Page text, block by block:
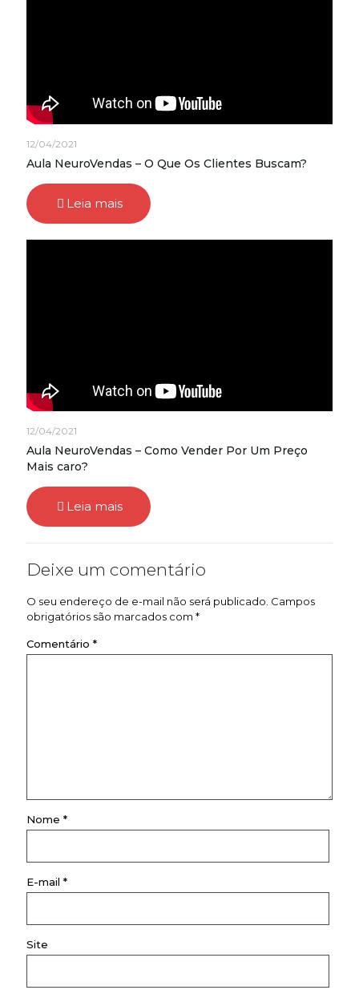
12/04/2021
Aula NeuroVendas – O Que Os Clientes Buscam?
Leia mais
12/04/2021
Aula NeuroVendas – Como Vender Por Um Preço
Mais caro?
Leia mais
Deixe um comentário
O seu endereço de e-mail não será publicado. Campos
obrigatórios são marcados com *
Comentário *
Nome *
E-mail *
Site